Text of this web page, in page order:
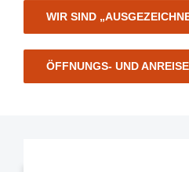
WIR SIND
ÖFFNUNGS- UND